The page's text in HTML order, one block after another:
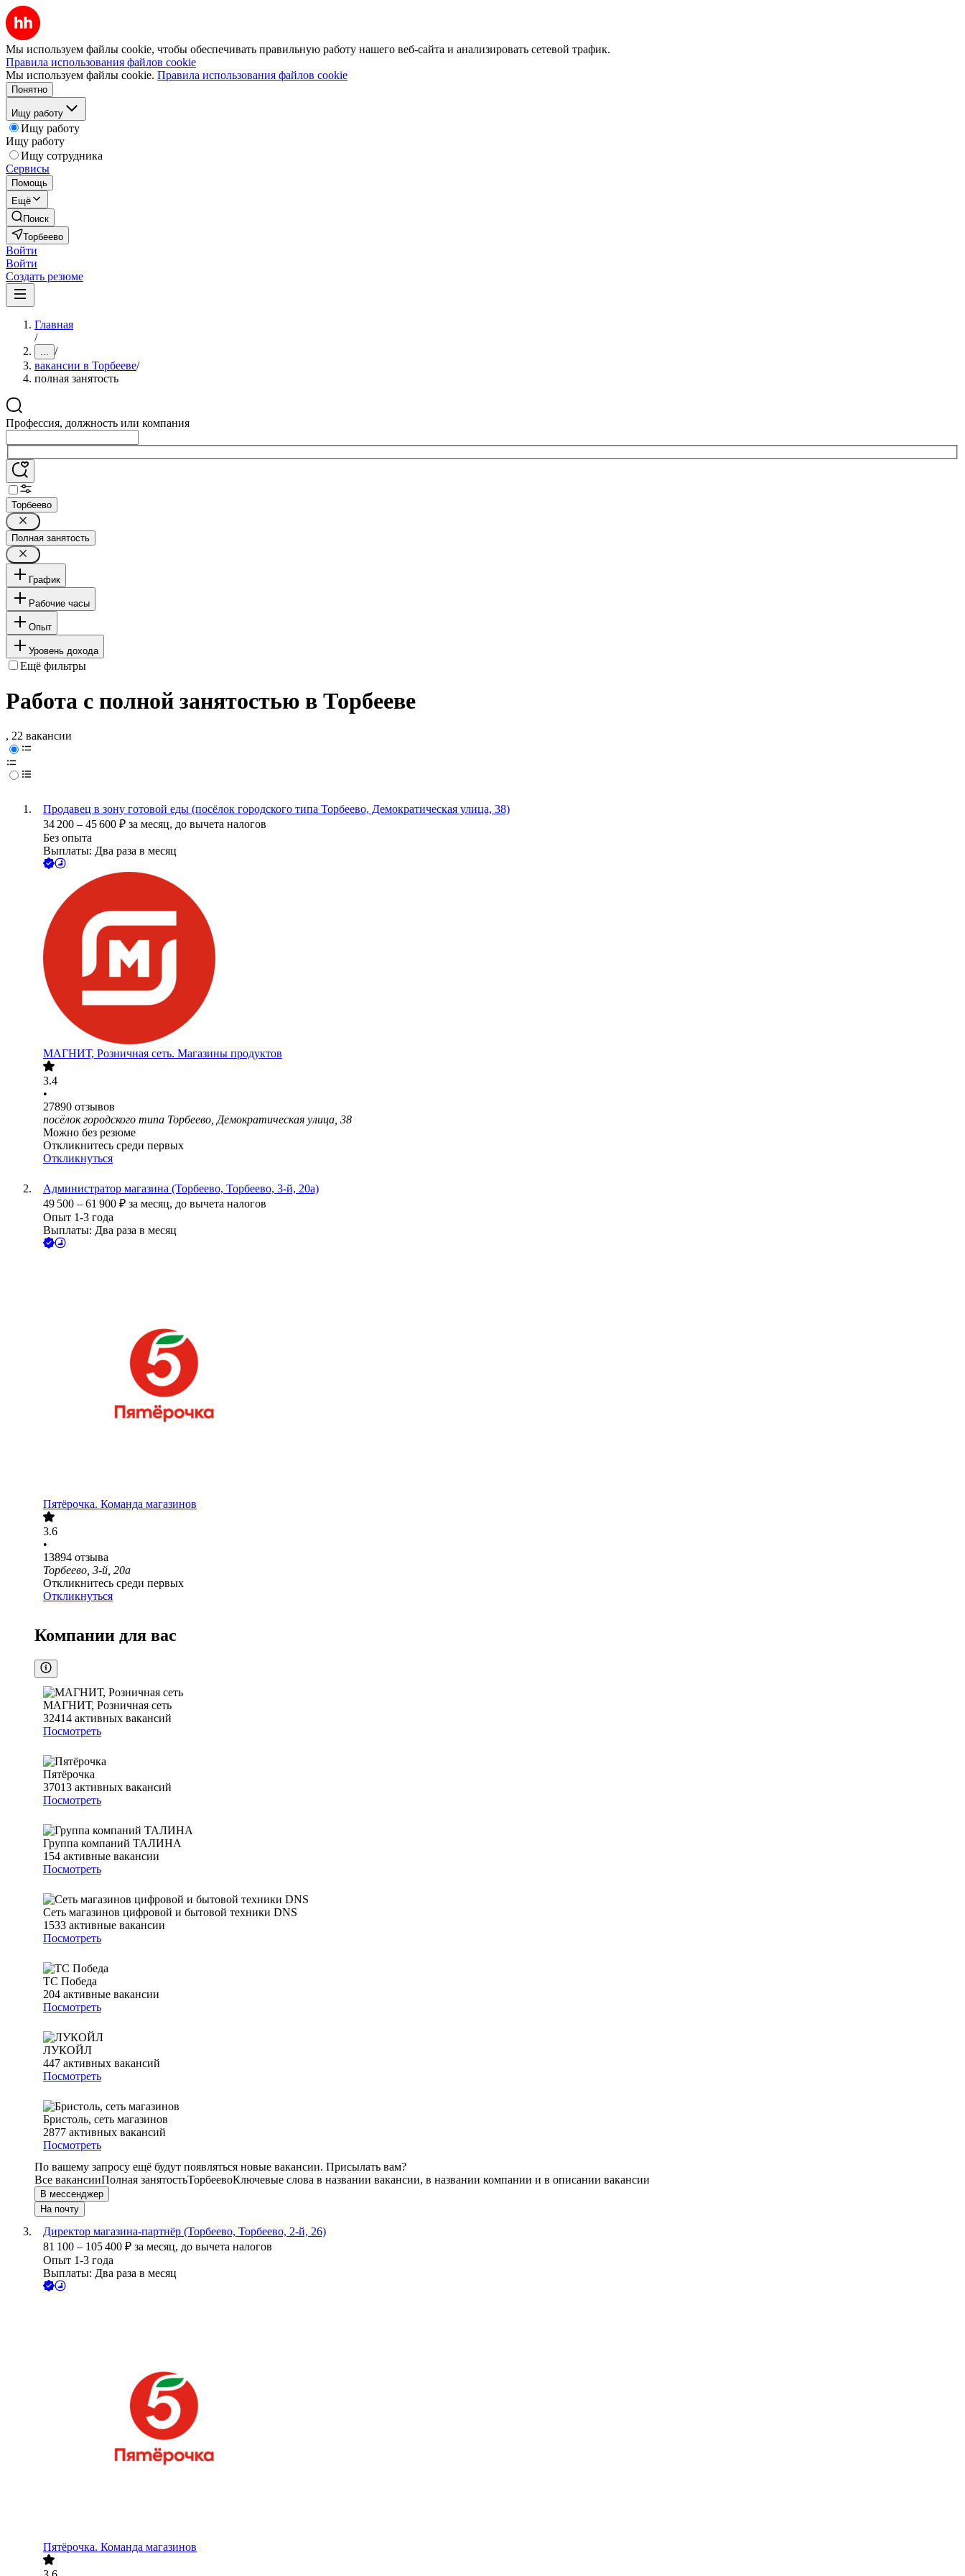
Мы используем файлы cookie, чтобы обеспечивать правильную работу нашего веб-сайта и анализировать сетевой трафик.
Правила использования файлов cookie
Мы используем файлы cookie. Правила использования файлов cookie
Понятно
Ищу работу
Ищу работу
Ищу работу
Ищу сотрудника
Сервисы
Помощь
Ещё
Поиск
Торбеево
Войти
Войти
Создать резюме
Главная
/
... /
вакансии в Торбееве/
полная занятость
Профессия, должность или компания
Торбеево
Полная занятость
График
Рабочие часы
Опыт
Уровень дохода
Ещё фильтры
Работа с полной занятостью в Торбееве
, 22 вакансии
Продавец в зону готовой еды (посёлок городского типа Торбеево, Демократическая улица, 38)
34 200 – 45 600 ₽ за месяц, до вычета налогов
Без опыта
Выплаты: Два раза в месяц
МАГНИТ, Розничная сеть. Магазины продуктов
3.4
•
27890 отзывов
посёлок городского типа Торбеево, Демократическая улица, 38
Можно без резюме
Откликнитесь среди первых
Откликнуться
Администратор магазина (Торбеево, Торбеево, 3-й, 20а)
49 500 – 61 900 ₽ за месяц, до вычета налогов
Опыт 1-3 года
Выплаты: Два раза в месяц
Пятёрочка. Команда магазинов
3.6
•
13894 отзыва
Торбеево, 3-й, 20а
Откликнитесь среди первых
Откликнуться
Компании для вас
МАГНИТ, Розничная сеть
32414 активных вакансий
Посмотреть
Пятёрочка
37013 активных вакансий
Посмотреть
Группа компаний ТАЛИНА
154 активные вакансии
Посмотреть
Сеть магазинов цифровой и бытовой техники DNS
1533 активные вакансии
Посмотреть
ТС Победа
204 активные вакансии
Посмотреть
ЛУКОЙЛ
447 активных вакансий
Посмотреть
Бристоль, сеть магазинов
2877 активных вакансий
Посмотреть
По вашему запросу ещё будут появляться новые вакансии. Присылать вам?
Все вакансииПолная занятостьТорбеевоКлючевые слова в названии вакансии, в названии компании и в описании вакансии
В мессенджер
На почту
Директор магазина-партнёр (Торбеево, Торбеево, 2-й, 26)
81 100 – 105 400 ₽ за месяц, до вычета налогов
Опыт 1-3 года
Выплаты: Два раза в месяц
Пятёрочка. Команда магазинов